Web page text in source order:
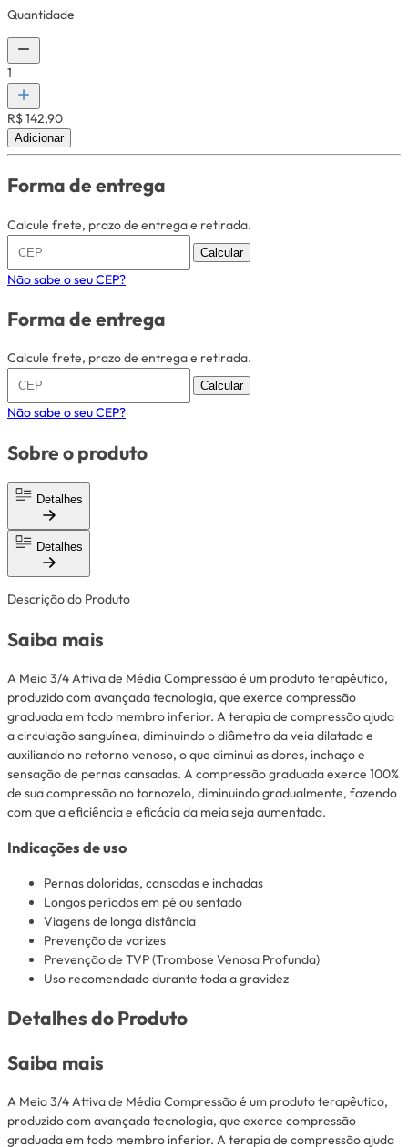
Quantidade
1
R$ 142,90
Adicionar
Forma de entrega
Calcule frete, prazo de entrega e retirada.
Calcular
Não sabe o seu CEP?
Forma de entrega
Calcule frete, prazo de entrega e retirada.
Calcular
Não sabe o seu CEP?
Sobre o produto
Detalhes
Detalhes
Descrição do Produto
Saiba mais
A Meia 3/4 Attiva de Média Compressão é um produto terapêutico,
produzido com avançada tecnologia, que exerce compressão
graduada em todo membro inferior. A terapia de compressão ajuda
a circulação sanguínea, diminuindo o diâmetro da veia dilatada e
auxiliando no retorno venoso, o que diminui as dores, inchaço e
sensação de pernas cansadas. A compressão graduada exerce 100%
de sua compressão no tornozelo, diminuindo gradualmente, fazendo
com que a eficiência e eficácia da meia seja aumentada.
Indicações de uso
Pernas doloridas, cansadas e inchadas
Longos períodos em pé ou sentado
Viagens de longa distância
Prevenção de varizes
Prevenção de TVP (Trombose Venosa Profunda)
Uso recomendado durante toda a gravidez
Detalhes do Produto
Saiba mais
A Meia 3/4 Attiva de Média Compressão é um produto terapêutico,
produzido com avançada tecnologia, que exerce compressão
graduada em todo membro inferior. A terapia de compressão ajuda